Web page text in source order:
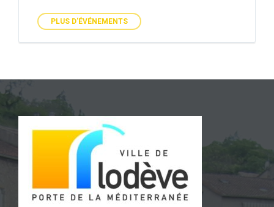
PLUS D'ÉVÉNEMENTS